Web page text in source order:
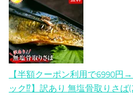
【半額クーポン利用で6990円
ック⁉︎】訳あり 無塩骨取りさば